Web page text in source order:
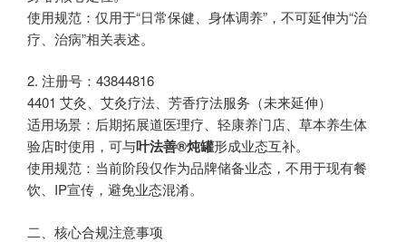
使用规范：仅用于“日常保健、身体调养”，不可延伸为“治
疗、治病”相关表述。
2. 注册号：43844816
4401 艾灸、艾灸疗法、芳香疗法服务（未来延伸）
适用场景：后期拓展道医理疗、轻康养门店、草本养生体
验店时使用，可与叶法善®炖罐形成业态互补。
使用规范：当前阶段仅作为品牌储备业态，不用于现有餐
饮、IP宣传，避免业态混淆。
二、核心合规注意事项